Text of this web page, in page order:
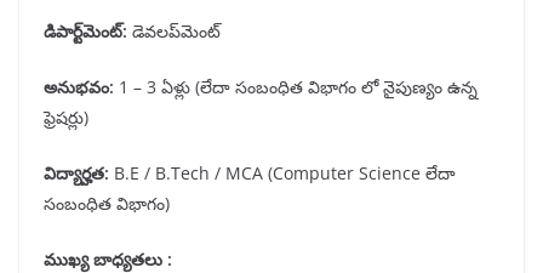
డిపార్ట్మెంట్: డెవలప్‌మెంట్
అనుభవం: 1 – 3 ఏళ్లు (లేదా సంబంధిత విభాగం లో నైపుణ్యం ఉన్న
ఫ్రెషర్లు)
విద్యార్హత: B.E / B.Tech / MCA (Computer Science లేదా
సంబంధిత విభాగం)
ముఖ్య బాధ్యతలు :